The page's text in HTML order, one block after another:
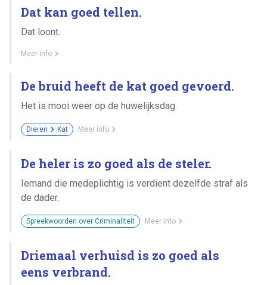
Dat kan goed tellen.
Dat loont.
Meer info
De bruid heeft de kat goed gevoerd.
Het is mooi weer op de huwelijksdag.
Dieren Kat Meer info
De heler is zo goed als de steler.
Iemand die medeplichtig is verdient dezelfde straf als
de dader.
Spreekwoorden over Criminaliteit Meer info
Driemaal verhuisd is zo goed als
eens verbrand.